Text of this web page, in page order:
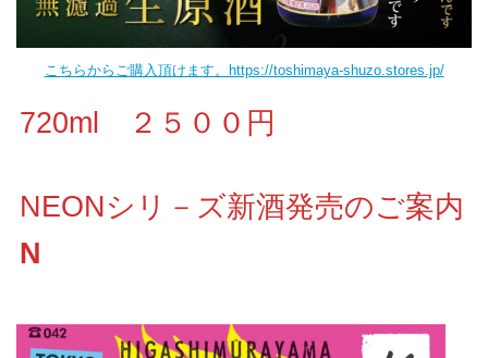
こちらからご購入頂けます。https://toshimaya-shuzo.stores.jp/
720ml ２５００円
NEONシリ－ズ新酒発売のご案内
N